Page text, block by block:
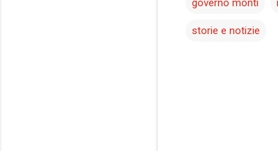
governo monti
storie e notizie